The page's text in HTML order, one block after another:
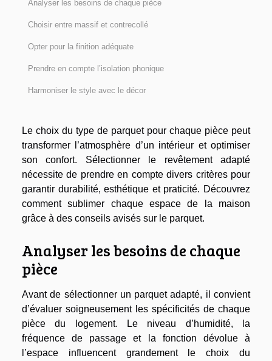
Analyser les besoins de chaque pièce
Choisir entre massif et contrecollé
Opter pour la finition adéquate
Prendre en compte l’isolation phonique
Harmoniser le style avec le décor
Le choix du type de parquet pour chaque pièce peut
transformer l’atmosphère d’un intérieur et optimiser
son confort. Sélectionner le revêtement adapté
nécessite de prendre en compte divers critères pour
garantir durabilité, esthétique et praticité. Découvrez
comment sublimer chaque espace de la maison
grâce à des conseils avisés sur le parquet.
Analyser les besoins de chaque
pièce
Avant de sélectionner un parquet adapté, il convient
d’évaluer soigneusement les spécificités de chaque
pièce du logement. Le niveau d’humidité, la
fréquence de passage et la fonction dévolue à
l’espace influencent grandement le choix du